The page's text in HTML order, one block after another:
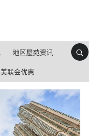
地区屋苑资讯
美联会优惠